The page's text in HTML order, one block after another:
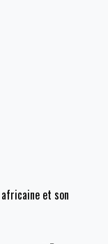
et son